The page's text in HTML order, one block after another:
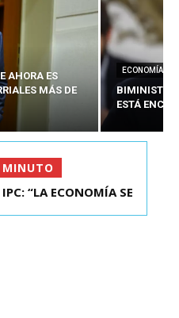
AHORA ES
MÁS DE
ECONOMÍA
BIMINISTRO
ESTÁ
PRESIDENTE ELECTO DE
“LA ECONOMÍA SE